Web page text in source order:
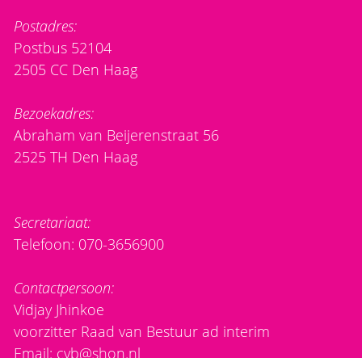
Postadres:
Postbus 52104
2505 CC Den Haag
Bezoekadres:
Abraham van Beijerenstraat 56
2525 TH Den Haag
Secretariaat:
Telefoon: 070-3656900
Contactpersoon:
Vidjay Jhinkoe
voorzitter Raad van Bestuur ad interim
Email: cvb@shon.nl